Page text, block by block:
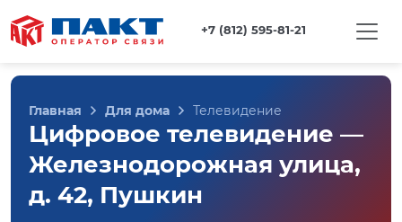
+7 (812) 595-81-21
Главная Для дома Телевидение
Цифровое телевидение —
Железнодорожная улица,
д. 42, Пушкин